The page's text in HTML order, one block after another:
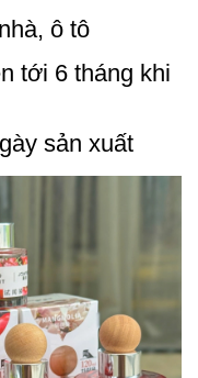
ô tô
tới 6 tháng khi
sản xuất